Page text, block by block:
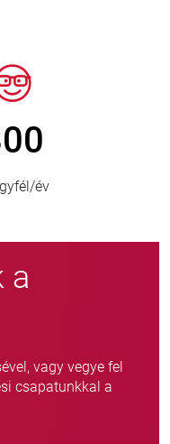
> 15 000
fojtószelep-változat
a
vagy vegye fel
csapatunkkal a